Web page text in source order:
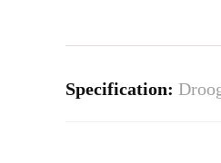
Specification: